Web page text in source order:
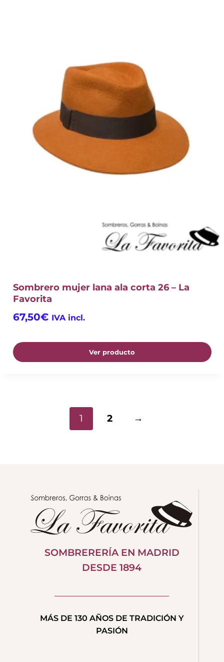
Sombrero mujer lana ala corta 26 – La
Favorita
67,50€ IVA incl.
Ver producto
1 2 →
SOMBRERERÍA EN MADRID
DESDE 1894
MÁS DE 130 AÑOS DE TRADICIÓN Y
PASIÓN